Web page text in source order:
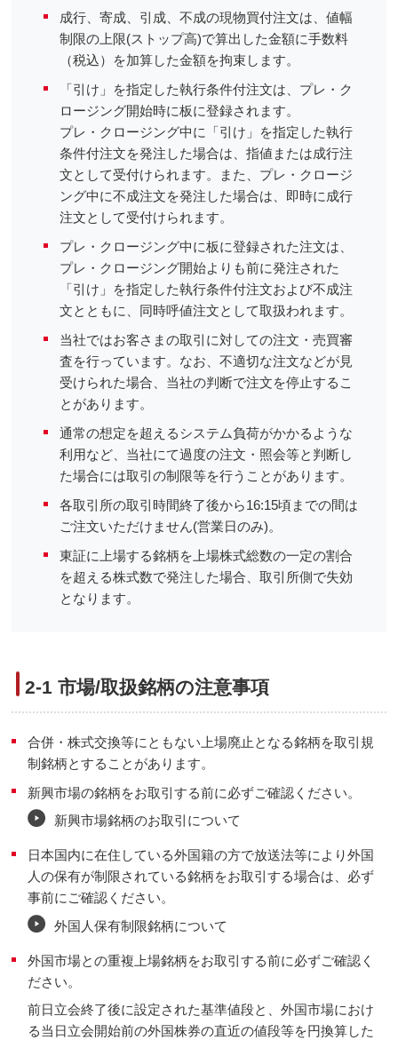
成行、寄成、引成、不成の現物買付注文は、値幅
制限の上限(ストップ高)で算出した金額に手数料
（税込）を加算した金額を拘束します。
「引け」を指定した執行条件付注文は、プレ・ク
ロージング開始時に板に登録されます。
プレ・クロージング中に「引け」を指定した執行
条件付注文を発注した場合は、指値または成行注
文として受付けられます。また、プレ・クロージ
ング中に不成注文を発注した場合は、即時に成行
注文として受付けられます。
プレ・クロージング中に板に登録された注文は、
プレ・クロージング開始よりも前に発注された
「引け」を指定した執行条件付注文および不成注
文とともに、同時呼値注文として取扱われます。
当社ではお客さまの取引に対しての注文・売買審
査を行っています。なお、不適切な注文などが見
受けられた場合、当社の判断で注文を停止するこ
とがあります。
通常の想定を超えるシステム負荷がかかるような
利用など、当社にて過度の注文・照会等と判断し
た場合には取引の制限等を行うことがあります。
各取引所の取引時間終了後から16:15頃までの間は
ご注文いただけません(営業日のみ)。
東証に上場する銘柄を上場株式総数の一定の割合
を超える株式数で発注した場合、取引所側で失効
となります。
2-1 市場/取扱銘柄の注意事項
合併・株式交換等にともない上場廃止となる銘柄を取引規
制銘柄とすることがあります。
新興市場の銘柄をお取引する前に必ずご確認ください。
新興市場銘柄のお取引について
日本国内に在住している外国籍の方で放送法等により外国
人の保有が制限されている銘柄をお取引する場合は、必ず
事前にご確認ください。
外国人保有制限銘柄について
外国市場との重複上場銘柄をお取引する前に必ずご確認く
ださい。
前日立会終了後に設定された基準値段と、外国市場におけ
る当日立会開始前の外国株券の直近の値段等を円換算した